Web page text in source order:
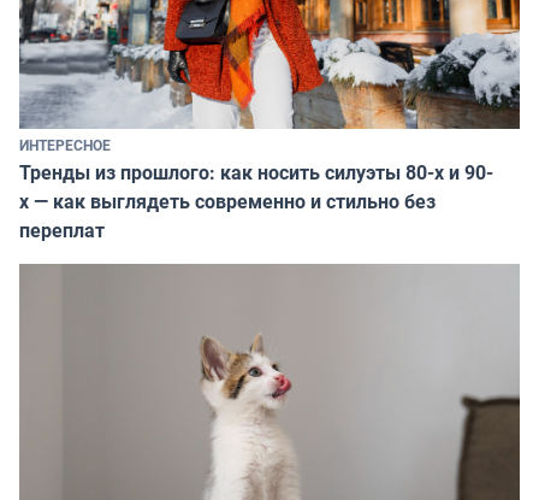
ИНТЕРЕСНОЕ
Тренды из прошлого: как носить силуэты 80-х и 90-
х — как выглядеть современно и стильно без
переплат